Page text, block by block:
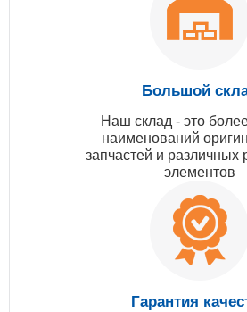
Большой
Наш склад - это
наименований
запчастей и различных
элементов
Гарантия